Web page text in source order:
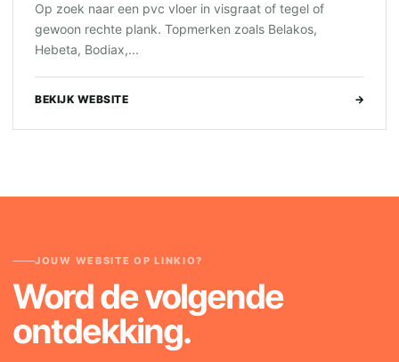
Op zoek naar een pvc vloer in visgraat of tegel of
gewoon rechte plank. Topmerken zoals Belakos,
Hebeta, Bodiax,...
BEKIJK WEBSITE →
JOUW WEBSITE OP LINKIO?
Word de volgende
ontdekking.